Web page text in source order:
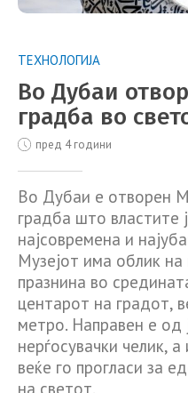
ТЕХНОЛОГИЈА
Во Дубаи
градба во
пред 4 години
Во Дубаи е отворен
градба што властите
најсовремена и
Музејот има облик
празнина во
центарот на градот,
метро. Направен е од
нерѓосувачки челик,
веќе го прогласи за